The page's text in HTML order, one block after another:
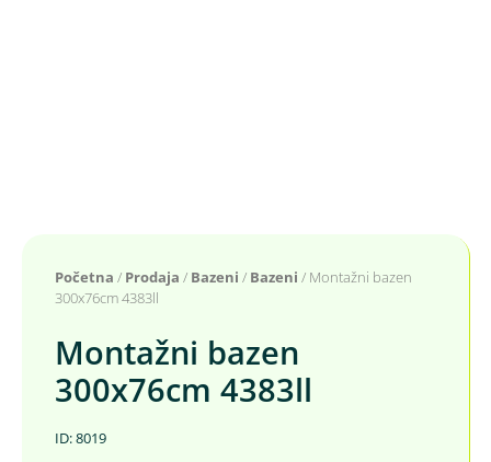
Početna / Prodaja / Bazeni / Bazeni / Montažni bazen
300x76cm 4383ll
Montažni bazen
300x76cm 4383ll
ID: 8019